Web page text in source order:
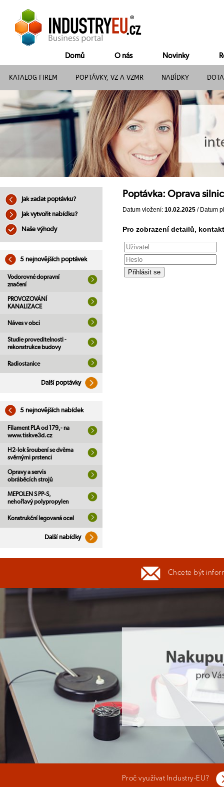
Domů O nás Novinky
KATALOG FIREM POPTÁVKY, VZ A VZMR NABÍDKY
Jak zadat poptávku?
Jak vytvořit nabídku?
Naše výhody
5 nejnovějších poptávek
Vodorovné dopravní
značení
PROVOZOVÁNÍ
KANALIZACE
Náves v obci
Studie proveditelnosti -
rekonstrukce budovy
Radiostanice
Další poptávky
5 nejnovějších nabídek
Filament PLA od 179,- na
www.tiskve3d.cz
H2-lok šroubení se dvěma
svěrnými prstenci
Opravy a servis
obráběcích strojů
MEPOLEN S PP-S,
nehořlavý polypropylen
Konstrukční legovaná ocel
Další nabídky
Poptávka: Oprava silnic
Datum vložení: 10.02.2025 / Datum
Pro zobrazení detailů,
Chcete být
Proč využívat Industry-EU?